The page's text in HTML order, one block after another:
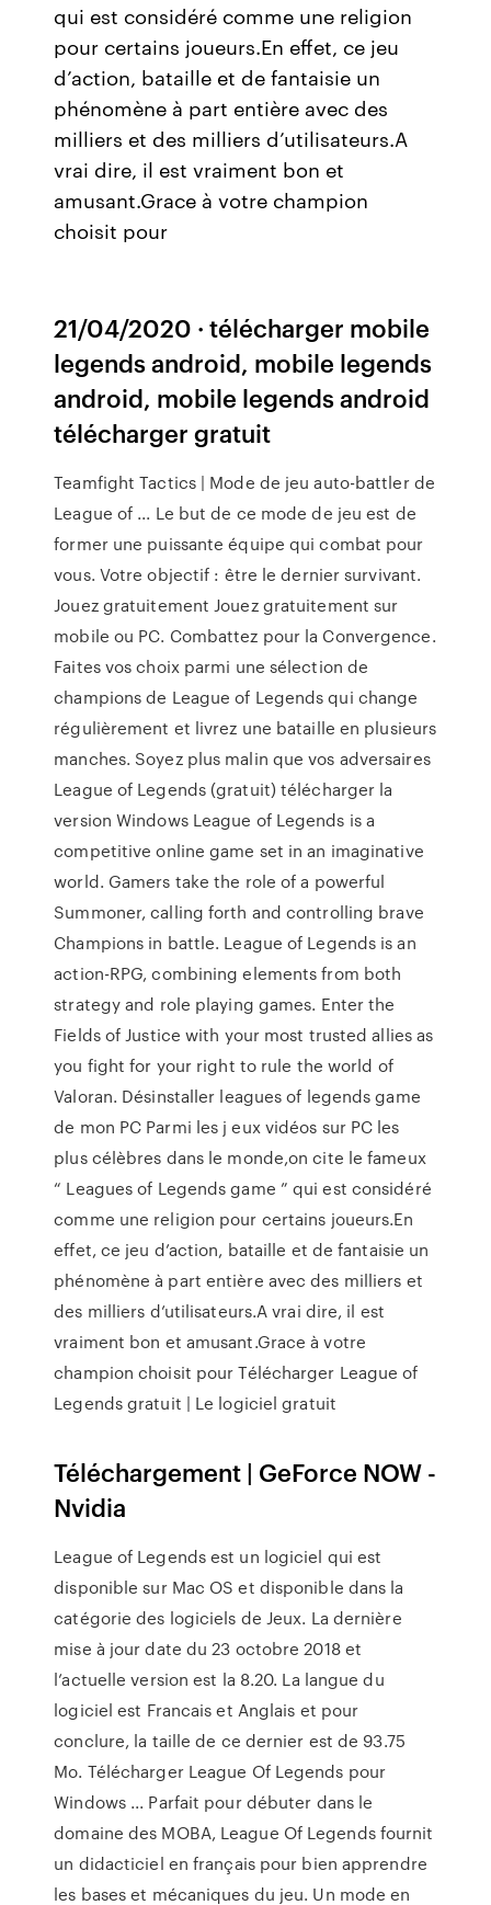
qui est considéré comme une religion
pour certains joueurs.En effet, ce jeu
d’action, bataille et de fantaisie un
phénomène à part entière avec des
milliers et des milliers d’utilisateurs.A
vrai dire, il est vraiment bon et
amusant.Grace à votre champion
choisit pour
21/04/2020 · télécharger mobile
legends android, mobile legends
android, mobile legends android
télécharger gratuit
Teamfight Tactics | Mode de jeu auto-battler de
League of ... Le but de ce mode de jeu est de
former une puissante équipe qui combat pour
vous. Votre objectif : être le dernier survivant.
Jouez gratuitement Jouez gratuitement sur
mobile ou PC. Combattez pour la Convergence.
Faites vos choix parmi une sélection de
champions de League of Legends qui change
régulièrement et livrez une bataille en plusieurs
manches. Soyez plus malin que vos adversaires
League of Legends (gratuit) télécharger la
version Windows League of Legends is a
competitive online game set in an imaginative
world. Gamers take the role of a powerful
Summoner, calling forth and controlling brave
Champions in battle. League of Legends is an
action-RPG, combining elements from both
strategy and role playing games. Enter the
Fields of Justice with your most trusted allies as
you fight for your right to rule the world of
Valoran. Désinstaller leagues of legends game
de mon PC Parmi les j eux vidéos sur PC les
plus célèbres dans le monde,on cite le fameux
“ Leagues of Legends game ” qui est considéré
comme une religion pour certains joueurs.En
effet, ce jeu d’action, bataille et de fantaisie un
phénomène à part entière avec des milliers et
des milliers d’utilisateurs.A vrai dire, il est
vraiment bon et amusant.Grace à votre
champion choisit pour Télécharger League of
Legends gratuit | Le logiciel gratuit
Téléchargement | GeForce NOW -
Nvidia
League of Legends est un logiciel qui est
disponible sur Mac OS et disponible dans la
catégorie des logiciels de Jeux. La dernière
mise à jour date du 23 octobre 2018 et
l’actuelle version est la 8.20. La langue du
logiciel est Francais et Anglais et pour
conclure, la taille de ce dernier est de 93.75
Mo. Télécharger League Of Legends pour
Windows ... Parfait pour débuter dans le
domaine des MOBA, League Of Legends fournit
un didacticiel en français pour bien apprendre
les bases et mécaniques du jeu. Un mode en